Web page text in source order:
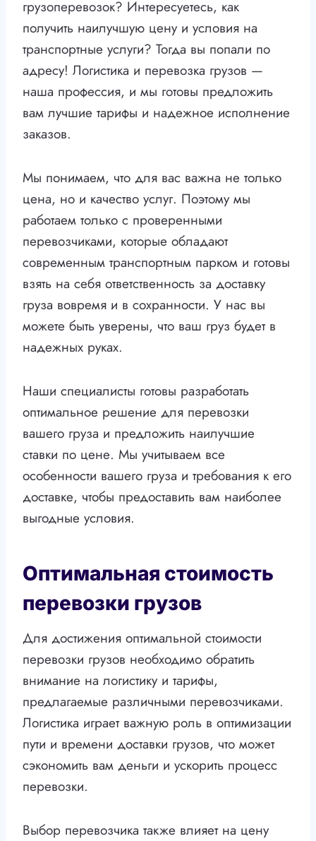
грузоперевозок? Интересуетесь, как
получить наилучшую цену и условия на
транспортные услуги? Тогда вы попали по
адресу! Логистика и перевозка грузов —
наша профессия, и мы готовы предложить
вам лучшие тарифы и надежное исполнение
заказов.
Мы понимаем, что для вас важна не только
цена, но и качество услуг. Поэтому мы
работаем только с проверенными
перевозчиками, которые обладают
современным транспортным парком и готовы
взять на себя ответственность за доставку
груза вовремя и в сохранности. У нас вы
можете быть уверены, что ваш груз будет в
надежных руках.
Наши специалисты готовы разработать
оптимальное решение для перевозки
вашего груза и предложить наилучшие
ставки по цене. Мы учитываем все
особенности вашего груза и требования к его
доставке, чтобы предоставить вам наиболее
выгодные условия.
Оптимальная стоимость
перевозки грузов
Для достижения оптимальной стоимости
перевозки грузов необходимо обратить
внимание на логистику и тарифы,
предлагаемые различными перевозчиками.
Логистика играет важную роль в оптимизации
пути и времени доставки грузов, что может
сэкономить вам деньги и ускорить процесс
перевозки.
Выбор перевозчика также влияет на цену